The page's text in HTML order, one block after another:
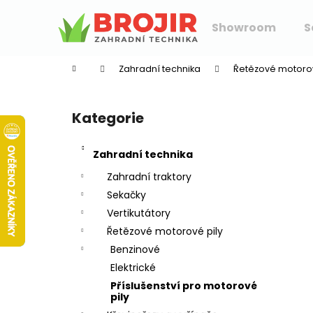
Showroom
Zahradní technika Řetězové
Přeskočit
kategorie
Kategorie
Zahradní technika
Zahradní traktory
Sekačky
Vertikutátory
Řetězové motorové pily
Benzinové
Elektrické
Příslušenství pro motorové
pily
Zpět
Zpět